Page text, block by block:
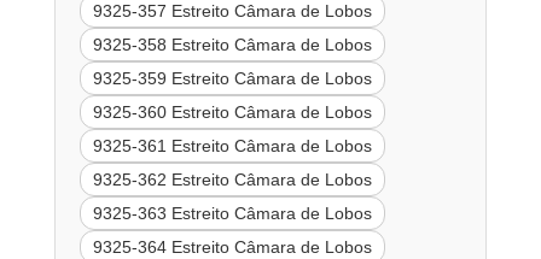
9325-357 Estreito Câmara de Lobos
9325-358 Estreito Câmara de Lobos
9325-359 Estreito Câmara de Lobos
9325-360 Estreito Câmara de Lobos
9325-361 Estreito Câmara de Lobos
9325-362 Estreito Câmara de Lobos
9325-363 Estreito Câmara de Lobos
9325-364 Estreito Câmara de Lobos